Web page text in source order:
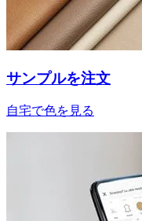
サンプルを注文
自宅で色を見る